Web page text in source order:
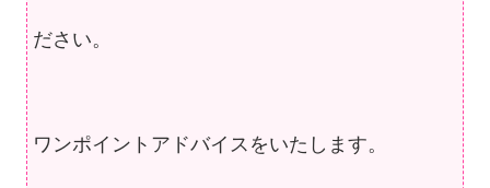
ださい。
ワンポイントアドバイスをいたします。